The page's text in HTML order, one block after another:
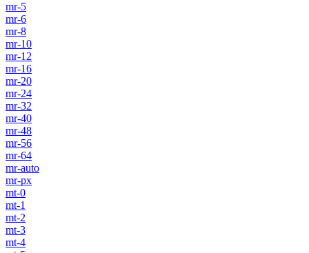
mr-5
mr-6
mr-8
mr-10
mr-12
mr-16
mr-20
mr-24
mr-32
mr-40
mr-48
mr-56
mr-64
mr-auto
mr-px
mt-0
mt-1
mt-2
mt-3
mt-4